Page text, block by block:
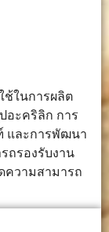
ข้อความ
โลโก้ และ
ลวดลายบน
พื้นผิว
ไม่ใช้หัวตัด
ช้ในการผลิต
อะคริลิก การ
และการพัฒนา
ถรองรับงาน
ความสามารถ